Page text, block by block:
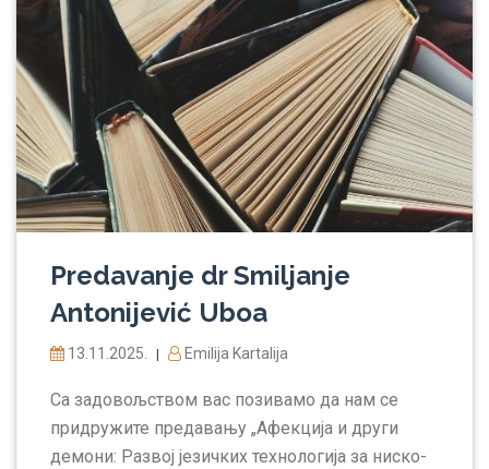
Predavanje dr Smiljanje
Antonijević Uboa
13.11.2025. Emilija Kartalija
Са задовољством вас позивамо да нам се
придружите предавању „Афекција и други
демони: Развој језичких технологија за ниско-